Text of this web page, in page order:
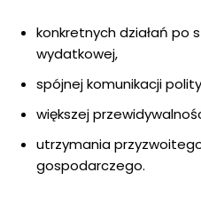
konkretnych działań po
wydatkowej,
spójnej komunikacji
większej
utrzymania
gospodarczego.